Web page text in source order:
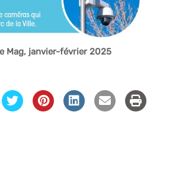
Mag, janvier-février 2025